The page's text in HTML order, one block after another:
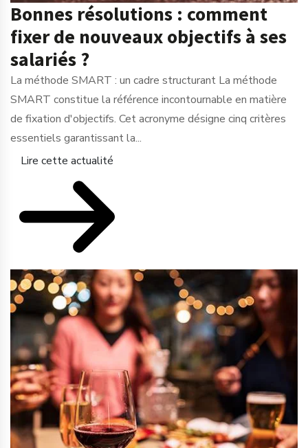
Bonnes résolutions : comment
fixer de nouveaux objectifs à ses
salariés ?
La méthode SMART : un cadre structurant La méthode
SMART constitue la référence incontournable en matière
de fixation d'objectifs. Cet acronyme désigne cinq critères
essentiels garantissant la...
Lire cette actualité